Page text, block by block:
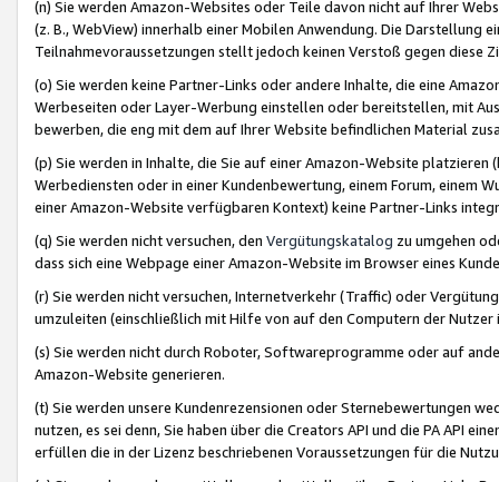
(n) Sie werden Amazon-Websites oder Teile davon nicht auf Ihrer
(z. B., WebView) innerhalb einer Mobilen Anwendung. Die Darstellung
Teilnahmevoraussetzungen stellt jedoch keinen Verstoß gegen diese
(o) Sie werden keine Partner-Links oder andere Inhalte, die eine
Werbeseiten oder Layer-Werbung einstellen oder bereitstellen, mit
bewerben, die eng mit dem auf Ihrer Website befindlichen Material
(p) Sie werden in Inhalte, die Sie auf einer Amazon-Website
Werbediensten oder in einer Kundenbewertung, einem Forum, einem
einer Amazon-Website verfügbaren Kontext) keine Partner-Links
(q) Sie werden nicht versuchen, den Vergütungskatalog zu umgehen
dass sich eine Webpage einer Amazon-Website im Browser eines
(r) Sie werden nicht versuchen, Internetverkehr (Traffic) oder
umzuleiten (einschließlich mit Hilfe von auf den Computern der
(s) Sie werden nicht durch Roboter, Softwareprogramme oder auf
Amazon-Website generieren.
(t) Sie werden unsere Kundenrezensionen oder Sternebewertungen
nutzen, es sei denn, Sie haben über die Creators API und die PA API
erfüllen die in der Lizenz beschriebenen Voraussetzungen für die